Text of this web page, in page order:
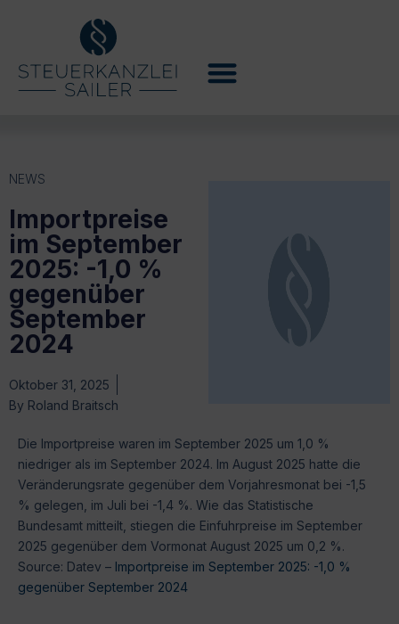
NEWS
Importpreise
im September
2025: -1,0 %
gegenüber
September
2024
Oktober 31, 2025
By Roland Braitsch
Die Importpreise waren im September 2025 um 1,0 %
niedriger als im September 2024. Im August 2025 hatte die
Veränderungsrate gegenüber dem Vorjahresmonat bei -1,5
% gelegen, im Juli bei -1,4 %. Wie das Statistische
Bundesamt mitteilt, stiegen die Einfuhrpreise im September
2025 gegenüber dem Vormonat August 2025 um 0,2 %.
Source: Datev – Importpreise im September 2025: -1,0 %
gegenüber September 2024